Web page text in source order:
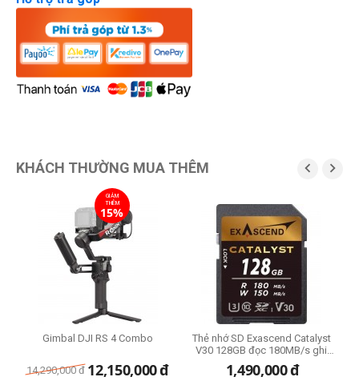
KHÁCH THƯỜNG MUA THÊM  
GIẢM
THÊM
15%
Gimbal DJI RS 4 Combo
14,290,000 đ 12,150,000đ
Thẻ nhớ SD Exascend Catalyst
V30 128GB đọc 180MB/s ghi
150MB/s
1,490,000đ